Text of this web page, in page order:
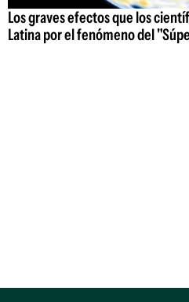
Los graves efectos que los
Latina por el fenómeno del